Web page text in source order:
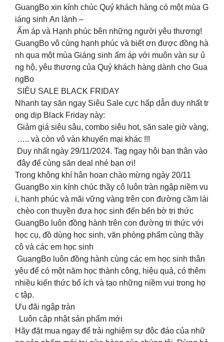
GuangBo xin kính chúc Quý khách hàng có một mùa G
iáng sinh An lành –
Ấm áp và Hạnh phúc bên những người yêu thương!
GuangBo vô cùng hạnh phúc và biết ơn được đồng hà
nh qua một mùa Giáng sinh ấm áp với muôn vàn sự ủ
ng hộ, yêu thương của Quý khách hàng dành cho Gua
ngBo
SIÊU SALE BLACK FRIDAY
Nhanh tay săn ngay Siêu Sale cực hấp dẫn duy nhất tr
ong dịp Black Friday này:
Giảm giá siêu sâu, combo siêu hot, săn sale giờ vàng,
….. và còn vô vàn khuyến mại khác !!!
Duy nhất ngày 29/11/2024. Tag ngay hội bạn thân vào
đây để cùng săn deal nhé bạn ơi!
Trong không khí hân hoan chào mừng ngày 20/11
GuangBo xin kính chúc thầy cô luôn tràn ngập niềm vu
i, hạnh phúc và mãi vững vàng trên con đường cầm lái
chèo con thuyền đưa học sinh đến bến bờ tri thức
GuangBo luôn đồng hành trên con đường tri thức với
học cụ, đồ dùng học sinh, văn phòng phẩm cùng thầy
cô và các em học sinh
️ GuangBo luôn đồng hành cùng các em học sinh thân
yêu để có một năm học thành công, hiệu quả, có thêm
nhiều kiến thức bổ ích và tạo những niềm vui trong họ
c tập.
Ưu đãi ngập tràn
Luôn cập nhật sản phẩm mới
Hãy đặt mua ngay để trải nghiệm sự độc đáo của nhữ